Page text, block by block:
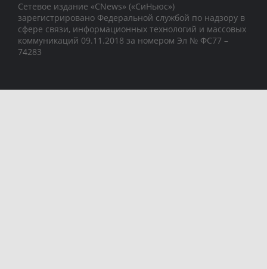
Сетевое издание «CNews» («СиНьюс»)
зарегистрировано Федеральной службой по надзору в
сфере связи, информационных технологий и массовых
коммуникаций 09.11.2018 за номером Эл № ФС77 –
74283